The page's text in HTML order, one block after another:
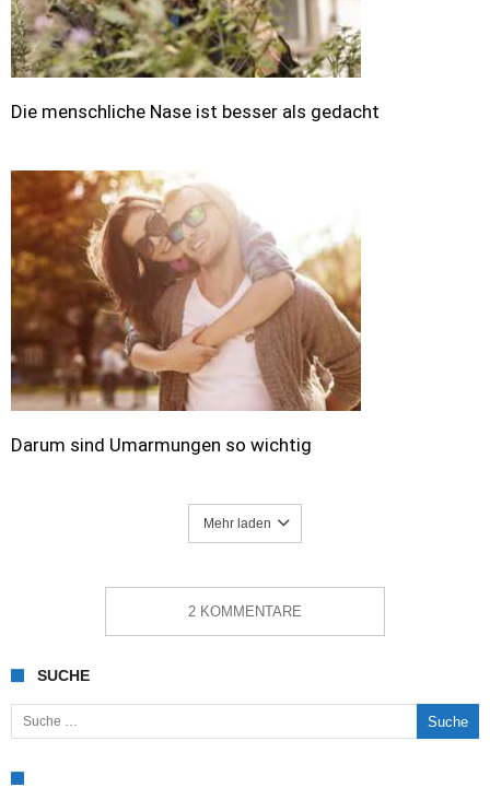
Die menschliche Nase ist besser als gedacht
Darum sind Umarmungen so wichtig
Mehr laden
2 KOMMENTARE
SUCHE
Suche nach: